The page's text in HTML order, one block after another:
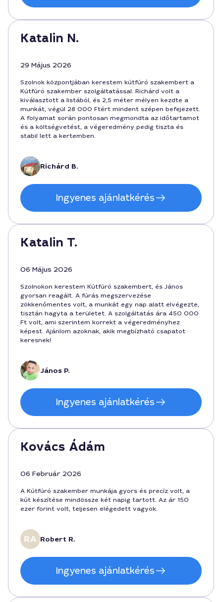
Katalin N.
29 Május 2026
Szolnok központjában kerestem kútfúró szakembert a
Kútfúró szakember szolgáltatással. Richárd volt a
kiválasztott a listából, és 2,5 méter mélyen kezdte a
munkát, végül 28 000 Ftért mindent szépen befejezett.
A folyamat során pontosan megmondta az időtartamot
és a költségvetést, a végeredmény pedig tiszta és
stabil lett a kertemben.
Richárd B.
Ingyenes ajánlatkérés
Katalin T.
06 Május 2026
Szolnokon kerestem Kútfúró szakembert, és János
gyorsan reagált. A fúrás megszervezése
zökkenőmentes volt, a munkát egy nap alatt elvégezte,
tisztán hagyta a területet. A szolgáltatás ára 450 000
Ft volt, ami szerintem korrekt a végeredményhez
képest. Ajánlom azoknak, akik megbízható csapatot
keresnek!
János P.
Ingyenes ajánlatkérés
Kovács Ádám
06 Február 2026
A Kútfúró szakember munkája gyors és precíz volt, a
kút készítése mindössze két napig tartott. Az ár 150
ezer forint volt, teljesen elégedett vagyok.
Robert R.
Ingyenes ajánlatkérés